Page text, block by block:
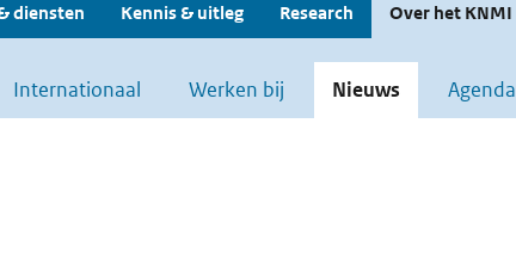
diensten Kennis & uitleg Research Over het KNMI
Internationaal Werken bij Nieuws Agenda